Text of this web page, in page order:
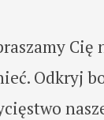
Cię
Odkryj